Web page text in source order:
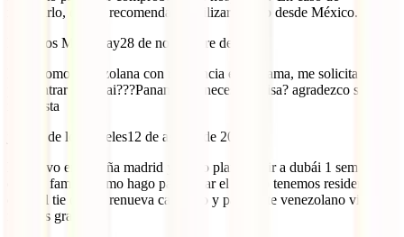
requerirlo, que es recomendable utilizar? Viajo desde México.
Milagros Mundaray28 de noviembre de 2023
hola, como Venezolana con residencia en Panama, me solicitan visa
para entrar a Dubai???Panameños necesitan visa? agradezco su
respuesta
jessica de los angeles12 de agosto de 2024
hola vivo en españa madrid y tengo planeado ir a dubái 1 semana
con mi familia como hago para sacar el visado tenemos residencia es
decir el tie que se renueva cada año y pasaporte venezolano vigente,
muchas gracias